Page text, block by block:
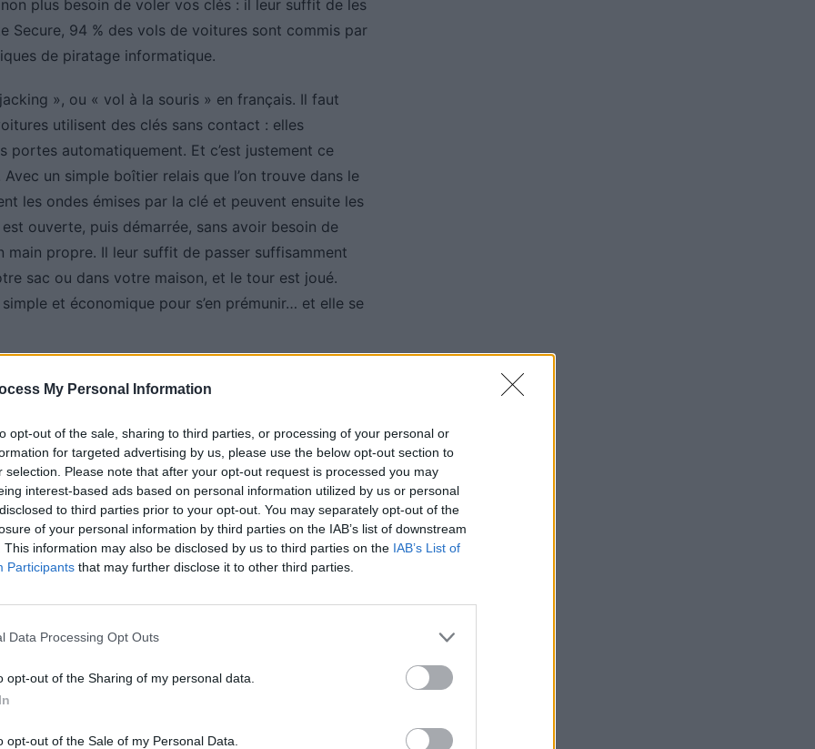
My Personal Information
opt-out of the sale, sharing to third parties, or processing of your personal or
for targeted advertising by us, please use the below opt-out section to
selection. Please note that after your opt-out request is processed you may
interest-based ads based on personal information utilized by us or personal
to third parties prior to your opt-out. You may separately opt-out of the
of your personal information by third parties on the IAB’s list of downstream
This information may also be disclosed by us to third parties on the IAB’s List of
Participants that may further disclose it to other third parties.
Data Processing Opt Outs
opt-out of the Sharing of my personal data.
opt-out of the Sale of my Personal Data.
plus besoin de voler vos clés : il leur suffit de les
Secure, 94 % des vols de voitures sont commis par
de piratage informatique.
», ou « vol à la souris » en français. Il faut
utilisent des clés sans contact : elles
automatiquement. Et c’est justement ce
un simple boîtier relais que l’on trouve dans le
les ondes émises par la clé et peuvent ensuite les
ouverte, puis démarrée, sans avoir besoin de
main propre. Il leur suffit de passer suffisamment
sac ou dans votre maison, et le tour est joué.
et économique pour s’en prémunir… et elle se
clé de voiture, il suffit de se munir de papier
permet de bloquer le signal, agissant
de la cage de Faraday, une sorte de barrière
comme le Wi-Fi ou les réseaux mobiles de
« Bien que ce ne soit pas l’idéal, c’est l’astuce
ainsi Holly Huber, experte en cybersécurité,
.
: son efficacité repose surtout sur la façon dont
il ne sera pas hermétique à 100 % et des
reste la solution la plus facile à appliquer, et la
produits spécialisés qui seront probablement
sac de Faraday » sur internet, vous trouverez
prix.